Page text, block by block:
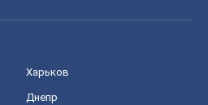
Харьков
Днепр